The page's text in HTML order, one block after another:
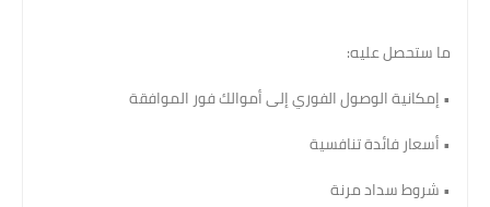
ما ستحصل عليه:
• إمكانية الوصول الفوري إلى أموالك فور الموافقة
• أسعار فائدة تنافسية
• شروط سداد مرنة